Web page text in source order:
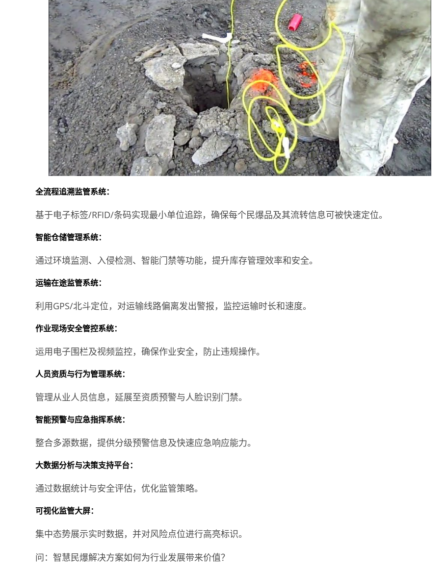
全流程追溯监管系统：
基于电子标签/RFID/条码实现最小单位追踪，确保每个民爆品及其流转信息可被快速定位。
智能仓储管理系统：
通过环境监测、入侵检测、智能门禁等功能，提升库存管理效率和安全。
运输在途监管系统：
利用GPS/北斗定位，对运输线路偏离发出警报，监控运输时长和速度。
作业现场安全管控系统：
运用电子围栏及视频监控，确保作业安全，防止违规操作。
人员资质与行为管理系统：
管理从业人员信息，延展至资质预警与人脸识别门禁。
智能预警与应急指挥系统：
整合多源数据，提供分级预警信息及快速应急响应能力。
大数据分析与决策支持平台：
通过数据统计与安全评估，优化监管策略。
可视化监管大屏：
集中态势展示实时数据，并对风险点位进行高亮标识。
问：智慧民爆解决方案如何为行业发展带来价值？